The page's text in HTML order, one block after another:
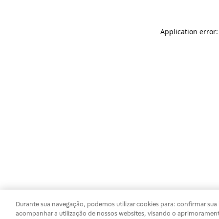
Application
Durante sua navegação, podemos utilizar cookies para: confirmar
acompanhar a utilização de nossos websites, visando o